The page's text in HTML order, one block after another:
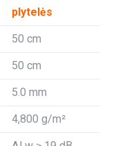
plytelės
50 cm
50 cm
5.0 mm
4,800 g/m²